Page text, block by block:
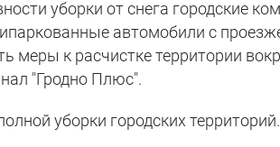
уборки от снега городские
автомобили с
меры к расчистке территории
"Гродно Плюс".
уборки городских территорий.